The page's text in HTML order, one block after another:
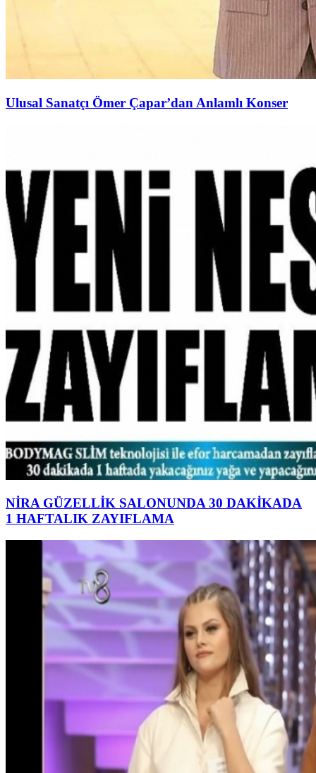
Ulusal Sanatçı Ömer Çapar’dan Anlamlı Konser
NİRA GÜZELLİK SALONUNDA 30 DAKİKADA
1 HAFTALIK ZAYIFLAMA